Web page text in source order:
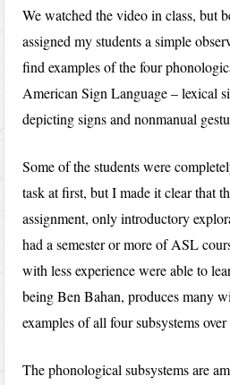
We watched the video in class, but
assigned my students a simple
find examples of the four
American Sign Language – lexical
depicting signs and nonmanual
Some of the students were
task at first, but I made it clear that
assignment, only introductory
had a semester or more of ASL
with less experience were able to
being Ben Bahan, produces many
examples of all four subsystems
The phonological subsystems are